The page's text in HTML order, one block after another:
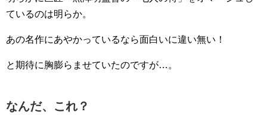
ているのは明らか。
あの名作にあやかっているなら面白いに違い無い！
と期待に胸膨らませていたのですが…。
なんだ、これ？